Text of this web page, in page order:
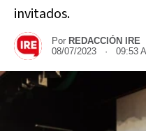
invitados.
Por REDACCIÓN IRE
08/07/2023 · 09:53